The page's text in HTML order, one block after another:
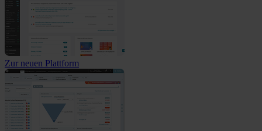
Zur neuen Plattform